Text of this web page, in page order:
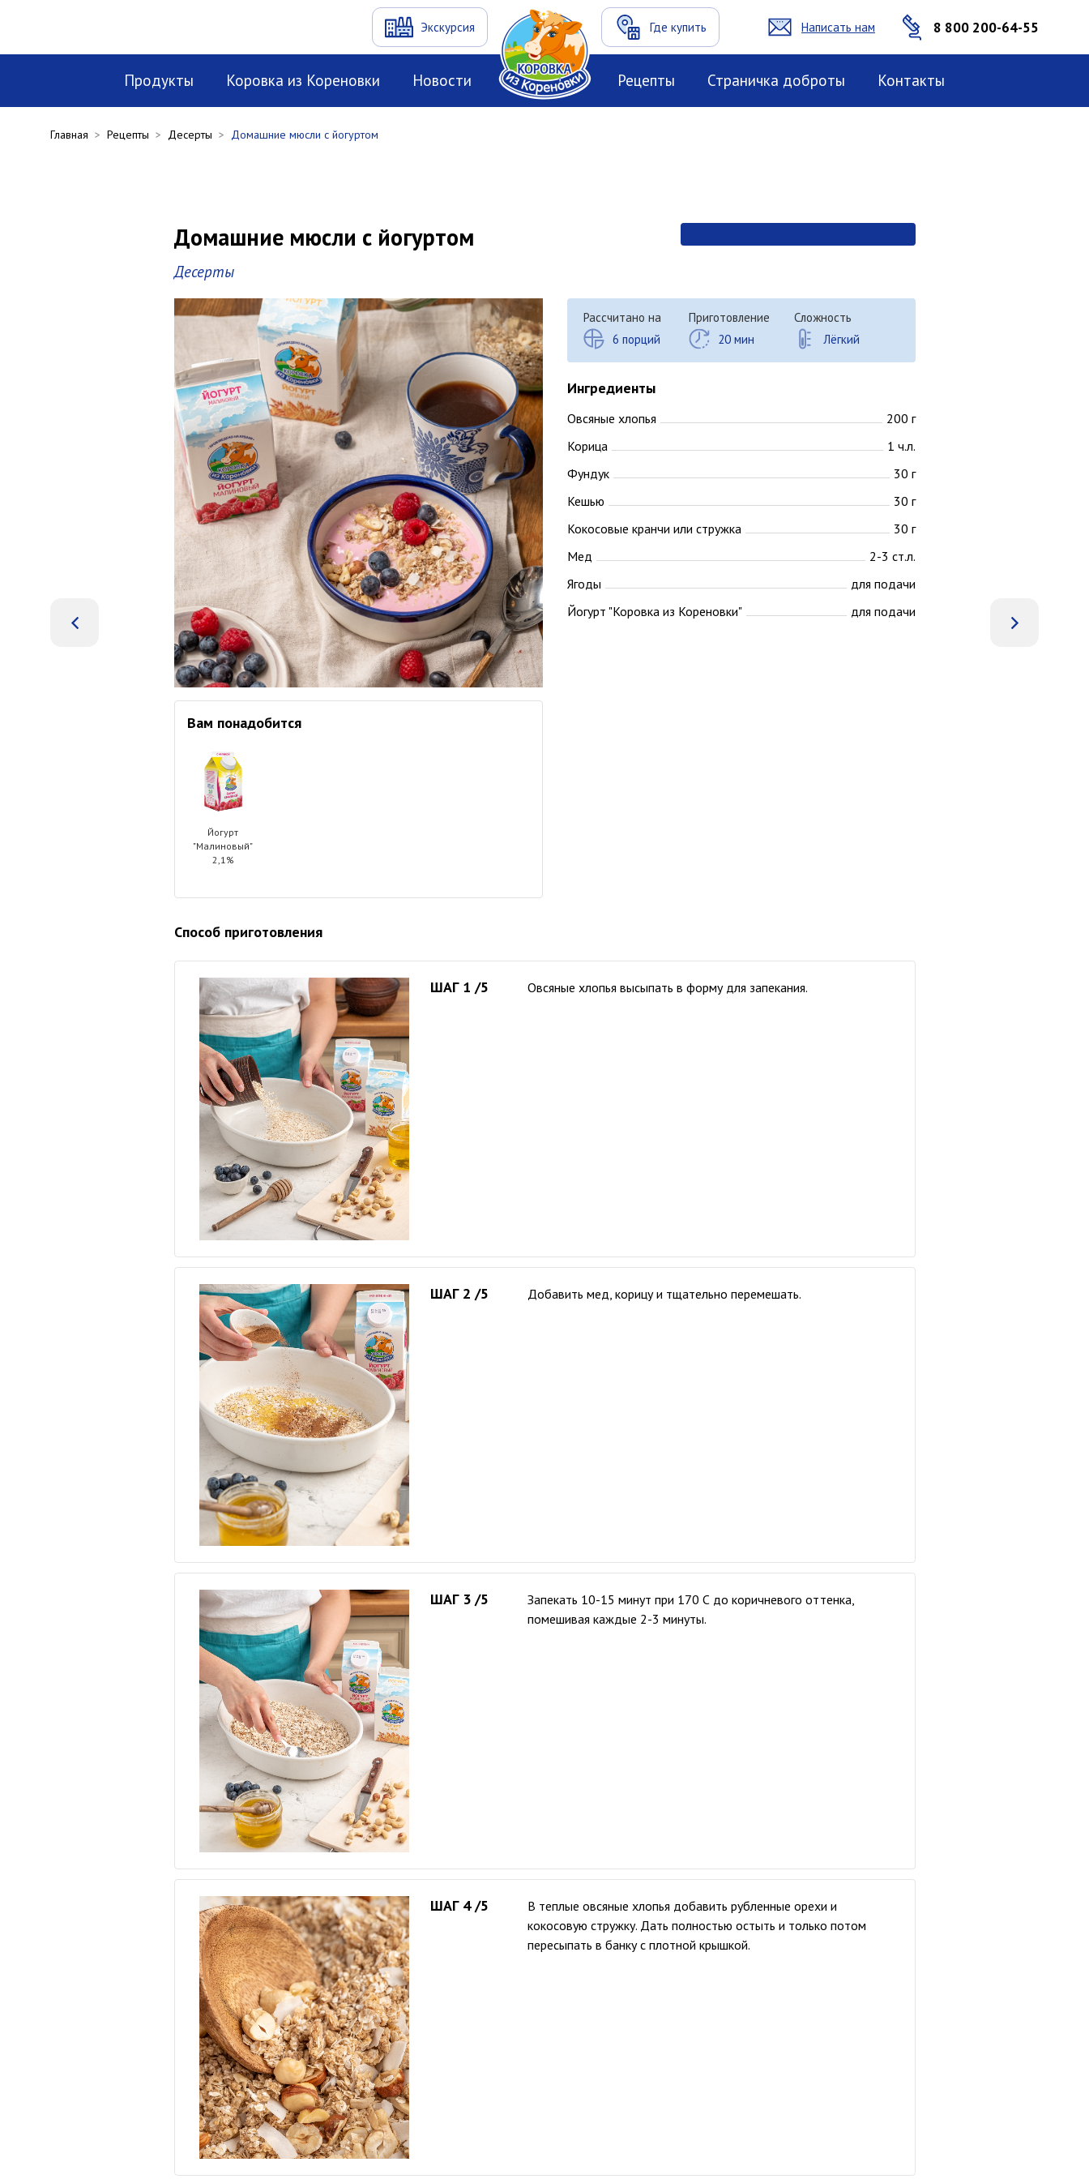
Экскурсия Где купить Написать нам 8 800 200-64-55
Продукты Коровка из Кореновки Новости Рецепты Страничка доброты Контакты
Главная > Рецепты > Десерты > Домашние мюсли с йогуртом
Домашние мюсли с йогуртом
Десерты
Вам понадобится
Йогурт
"Малиновый"
2,1%
Рассчитано на
6 порций
Приготовление
20 мин
Сложность
Лёгкий
Ингредиенты
Овсяные хлопья
200 г
Корица
1 ч.л.
Фундук
30 г
Кешью
30 г
Кокосовые кранчи или стружка
30 г
Мед
2-3 ст.л.
Ягоды
для подачи
Йогурт "Коровка из Кореновки"
для подачи
Способ приготовления
ШАГ 1 /5 Овсяные хлопья высыпать в форму для запекания.
ШАГ 2 /5 Добавить мед, корицу и тщательно перемешать.
ШАГ 3 /5
Запекать 10-15 минут при 170 С до коричневого оттенка,
помешивая каждые 2-3 минуты.
ШАГ 4 /5
В теплые овсяные хлопья добавить рубленные орехи и
кокосовую стружку. Дать полностью остыть и только потом
пересыпать в банку с плотной крышкой.